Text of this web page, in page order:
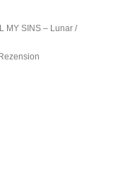
MY SINS – Lunar /